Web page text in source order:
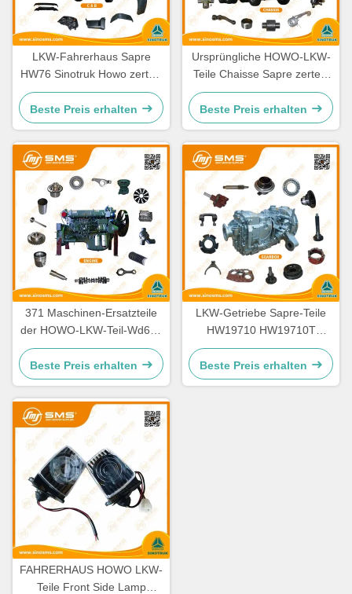
LKW-Fahrerhaus Sapre
HW76 Sinotruk Howo zerteilt
Ersatzteile Cabine
Beste Preis erhalten
Ursprüngliche HOWO-LKW-
Teile Chaisse Sapre zerteilt
Standardgröße
Beste Preis erhalten
371 Maschinen-Ersatzteile
der HOWO-LKW-Teil-Wd615
336 Maschinen-Ersatzteile
Beste Preis erhalten
LKW-Getriebe Sapre-Teile
HW19710 HW19710T
HW19712 Sinotruk Howo
Beste Preis erhalten
FAHRERHAUS HOWO LKW-
Teile Front Side Lamp